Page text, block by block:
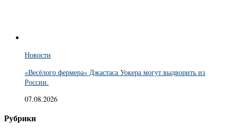
Новости
«Весёлого фермера» Джастаса Уокера могут выдворить из
России.
07.08.2026
Рубрики